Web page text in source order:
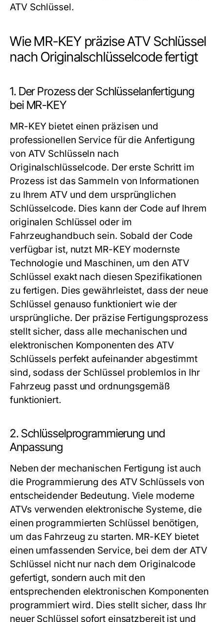
ATV Schlüssel.
Wie MR-KEY präzise ATV Schlüssel
nach Originalschlüsselcode fertigt
1. Der Prozess der Schlüsselanfertigung
bei MR-KEY
MR-KEY bietet einen präzisen und
professionellen Service für die Anfertigung
von ATV Schlüsseln nach
Originalschlüsselcode. Der erste Schritt im
Prozess ist das Sammeln von Informationen
zu Ihrem ATV und dem ursprünglichen
Schlüsselcode. Dies kann der Code auf Ihrem
originalen Schlüssel oder im
Fahrzeughandbuch sein. Sobald der Code
verfügbar ist, nutzt MR-KEY modernste
Technologie und Maschinen, um den ATV
Schlüssel exakt nach diesen Spezifikationen
zu fertigen. Dies gewährleistet, dass der neue
Schlüssel genauso funktioniert wie der
ursprüngliche. Der präzise Fertigungsprozess
stellt sicher, dass alle mechanischen und
elektronischen Komponenten des ATV
Schlüssels perfekt aufeinander abgestimmt
sind, sodass der Schlüssel problemlos in Ihr
Fahrzeug passt und ordnungsgemäß
funktioniert.
2. Schlüsselprogrammierung und
Anpassung
Neben der mechanischen Fertigung ist auch
die Programmierung des ATV Schlüssels von
entscheidender Bedeutung. Viele moderne
ATVs verwenden elektronische Systeme, die
einen programmierten Schlüssel benötigen,
um das Fahrzeug zu starten. MR-KEY bietet
einen umfassenden Service, bei dem der ATV
Schlüssel nicht nur nach dem Originalcode
gefertigt, sondern auch mit den
entsprechenden elektronischen Komponenten
programmiert wird. Dies stellt sicher, dass Ihr
neuer Schlüssel sofort einsatzbereit ist und